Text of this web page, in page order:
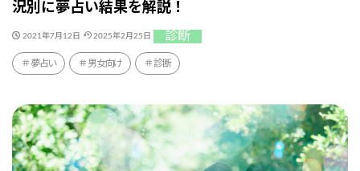
況別に夢占い結果を解説！
2021年7月12日 2025年2月25日 診断
夢占い 男女向け 診断